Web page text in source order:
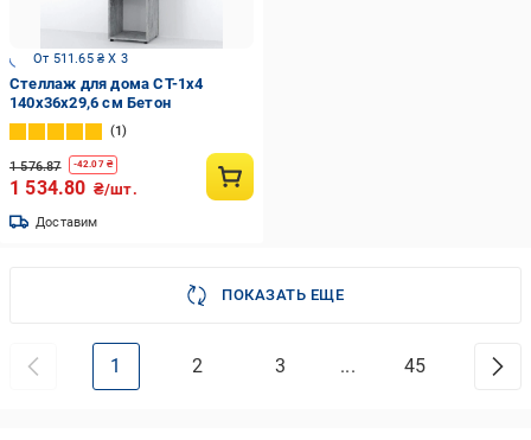
От 511.65 ₴ X 3
Стеллаж для дома СТ-1х4
140х36х29,6 см Бетон
1
1 576.87 -42.07₴
1 534.80 ₴/шт.
Доставим
ПОКАЗАТЬ ЕЩЕ
1 2 3 ... 45